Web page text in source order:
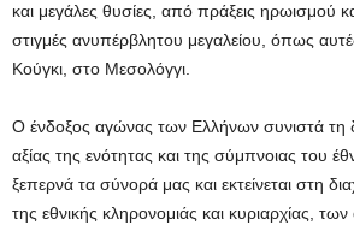
και μεγάλες θυσίες, από πράξεις ηρωισμού
στιγμές ανυπέρβλητου μεγαλείου, όπως
Κούγκι, στο Μεσολόγγι.
Ο ένδοξος αγώνας των Ελλήνων συνιστά τη
αξίας της ενότητας και της σύμπνοιας του
ξεπερνά τα σύνορά μας και εκτείνεται στη
της εθνικής κληρονομιάς και κυριαρχίας,